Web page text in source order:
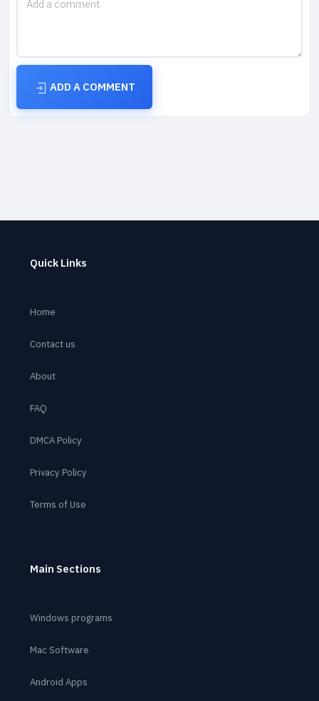
ADD A COMMENT
Quick Links
Home
Contact us
About
FAQ
DMCA Policy
Privacy Policy
Terms of Use
Main Sections
Windows programs
Mac Software
Android Apps